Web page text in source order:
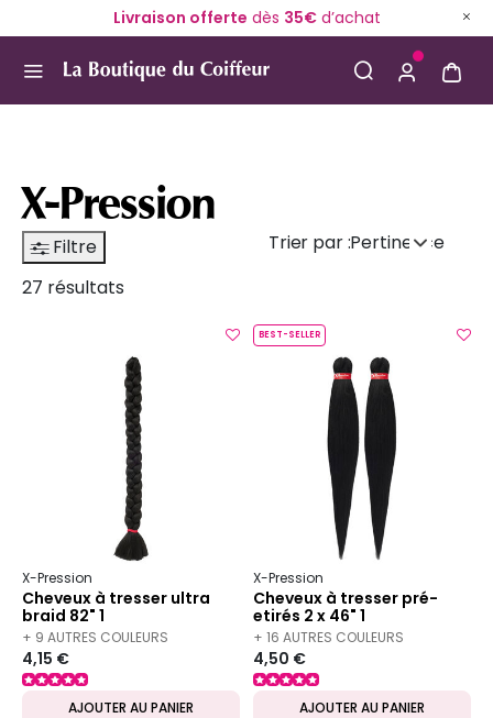
Livraison offerte dès 35€d’achat
X-Pression
Trier par :Pertinence
Filtre
27 résultats
X-Pression
Cheveux à tresser ultra
braid 82" 1
+ 9 AUTRES COULEURS
DISPONIBLES
4,15 €
AJOUTER AU PANIER
BEST-SELLER
X-Pression
Cheveux à tresser pré-
etirés 2 x 46" 1
+ 16 AUTRES COULEURS
DISPONIBLES
4,50 €
AJOUTER AU PANIER